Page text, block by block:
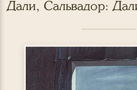
Дали, Сальвадор: